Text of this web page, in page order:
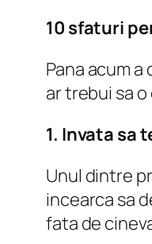
10 sfaturi
Pana acum
ar trebui sa
1. Invata sa
Unul dintre
incearca sa
fata de